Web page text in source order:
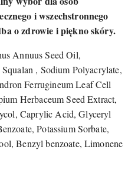
i wszechstronnego
o zdrowie i piękno skóry.
Annuus Seed Oil,
, Sodium Polyacrylate,
Ferrugineum Leaf Cell
Herbaceum Seed Extract,
Caprylic Acid, Glyceryl
Potassium Sorbate,
Benzyl benzoate, Limonene